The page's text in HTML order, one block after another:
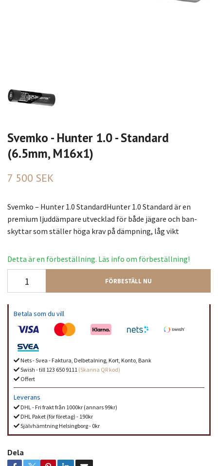
Svemko - Hunter 1.0 - Standard
(6.5mm, M16x1)
7 500 SEK
Svemko – Hunter 1.0 StandardHunter 1.0 Standard är en
premium ljuddämpare utvecklad för både jägare och ban­
skyttar som ställer höga krav på dämpning, låg vikt
Detta är en förbeställning. Läs info om förbeställning!
FÖRBESTÄLL NU
Betala som du vill
Nets - Svea - Faktura, Delbetalning, Kort, Konto, Bank
Swish - till 123 650 9111 (Skanna QR kod)
Offert
Leverans
DHL - Fri frakt från 1000kr (annars 99kr)
DHL Paket (för företag) - 190kr
Självhämtning Helsingborg - 0kr
Dela